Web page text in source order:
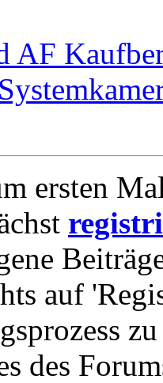
AF
ersten
auf
des